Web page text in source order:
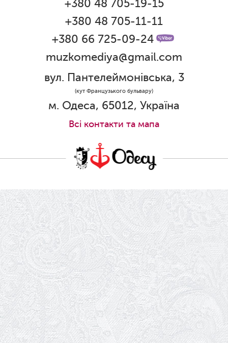
Дякуємо за свято!
Графік роботи каси 1 червня
Ювілей Олени Редько
Ювілей Станіслава Зайцева
18.05.2026
Шукаємо інженерів і техніків
17.05.2026
Ювілей Валентини Бородіної
13.05.2026
Конкурс на заміщення вакантних
посад
12.05.2026
Ювілей Світлани Коцюренко
10.05.2026
+380 48 705-19-15
+380 48 705-11-11
+380 66 725-09-24
muzkomediya@gmail.com
вул. Пантелеймонівська, 3
(кут Французького бульвару)
м. Одеса, 65012, Україна
Всi контакти та мапа